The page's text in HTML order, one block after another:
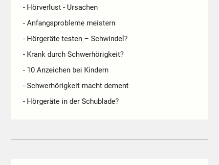
- Hörverlust - Ursachen
- Anfangsprobleme meistern
- Hörgeräte testen – Schwindel?
- Krank durch Schwerhörigkeit?
- 10 Anzeichen bei Kindern
- Schwerhörigkeit macht dement
- Hörgeräte in der Schublade?